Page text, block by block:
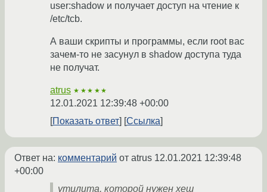
user:shadow и получает доступ на чтение к
/etc/tcb.
А ваши скрипты и программы, если root вас
зачем-то не засунул в shadow доступа туда
не получат.
atrus ★★★★★
12.01.2021 12:39:48 +00:00
Показать ответ
Ссылка
Ответ на: комментарий от atrus 12.01.2021 12:39:48
+00:00
утилита, которой нужен хеш